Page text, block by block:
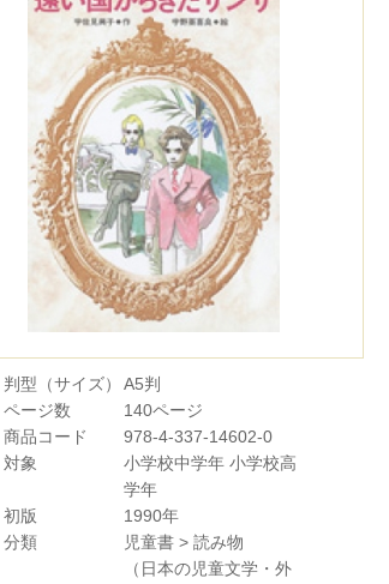
判型（サイズ）
A5判
ページ数
140ページ
商品コード
978-4-337-14602-0
対象
小学校中学年 小学校高
学年
初版
1990年
分類
児童書 > 読み物
（日本の児童文学・外